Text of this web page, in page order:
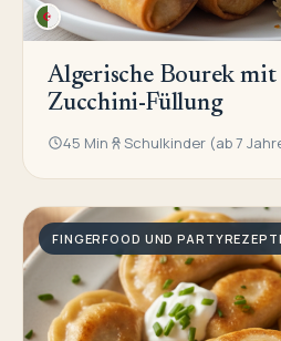
Algerische Bourek mit
Zucchini-Füllung
45 Min Schulkinder (ab 7
FINGERFOOD UND